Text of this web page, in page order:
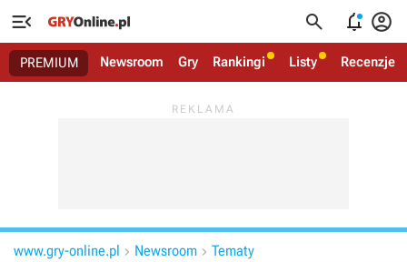
   
PREMIUM Newsroom Gry Rankingi Listy Recenzje
www.gry-online.pl  Newsroom  Tematy